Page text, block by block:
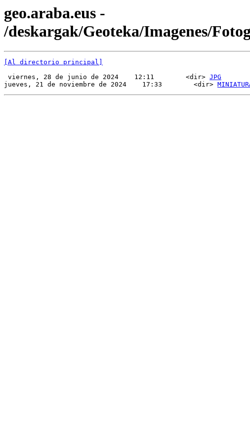
geo.araba.eus -
/deskargak/Geoteka/Imagenes/
[Al directorio principal]
viernes, 28 de junio de 2024    12:11        <dir> JPG
jueves, 21 de noviembre de 2024    17:33        <dir>